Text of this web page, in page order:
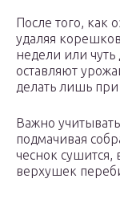
После того, как
удаляя
недели или
оставляют
делать лишь при
Важно
подмачивая
чеснок сушится,
верхушек